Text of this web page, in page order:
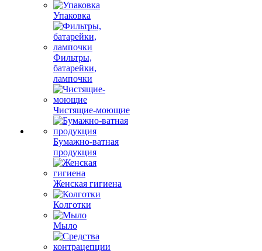
Упаковка
Фильтры,
батарейки,
лампочки
Чистящие-моющие
Бумажно-ватная
продукция
Женская гигиена
Колготки
Мыло